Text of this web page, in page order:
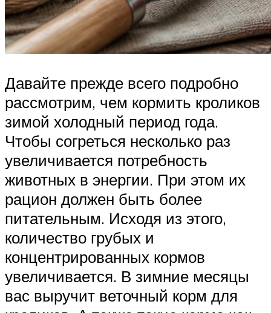
Давайте прежде всего подробно
рассмотрим, чем кормить кроликов
зимой холодный период года.
Чтобы согреться несколько раз
увеличивается потребность
животных в энергии. При этом их
рацион должен быть более
питательным. Исходя из этого,
количество грубых и
концентрированных кормов
увеличивается. В зимние месяцы
вас выручит веточный корм для